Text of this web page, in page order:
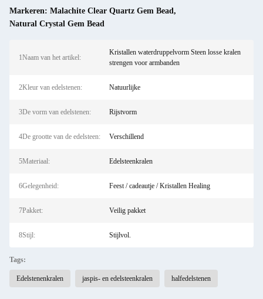
Markeren: Malachite Clear Quartz Gem Bead,
Natural Crystal Gem Bead
1Naam van het artikel:
Kristallen waterdruppelvorm Steen losse kralen
strengen voor armbanden
2Kleur van edelstenen: Natuurlijke
3De vorm van edelstenen: Rijstvorm
4De grootte van de edelsteen: Verschillend
5Materiaal: Edelsteenkralen
6Gelegenheid: Feest / cadeautje / Kristallen Healing
7Pakket: Veilig pakket
8Stijl: Stijlvol.
Tags:
Edelstenenkralen jaspis- en edelsteenkralen halfedelstenen